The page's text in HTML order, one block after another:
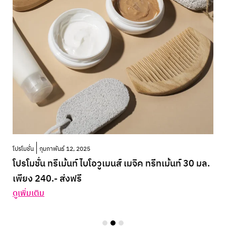
โปรโมชั่น กุมภาพันธ์ 12, 2025
โปรโมชั่น ทรีเม้นท์ ไบโอวูเมนส์ เมจิค ทรีทเม้นท์ 30 มล.
เพียง 240.- ส่งฟรี
ดูเพิ่มเติม